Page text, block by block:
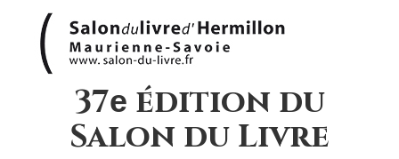
37e édition du
Salon du Livre